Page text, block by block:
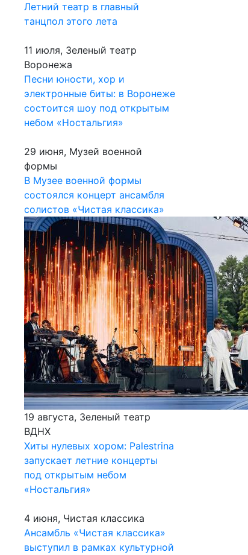
Летний театр в главный
танцпол этого лета
11 июля, Зеленый театр
Воронежа
Песни юности, хор и
электронные биты: в Воронеже
состоится шоу под открытым
небом «Ностальгия»
29 июня, Музей военной
формы
В Музее военной формы
состоялся концерт ансамбля
солистов «Чистая классика»
19 августа, Зеленый театр
ВДНХ
Хиты нулевых хором: Palestrina
запускает летние концерты
под открытым небом
«Ностальгия»
4 июня, Чистая классика
Ансамбль «Чистая классика»
выступил в рамках культурной